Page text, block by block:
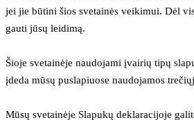
jei jie būtini šios svetainės veikimui. Dėl
gauti jūsų leidimą.
Šioje svetainėje naudojami įvairių tipų
įdeda mūsų puslapiuose naudojamos
Mūsų svetainėje Slapukų deklaracijoje